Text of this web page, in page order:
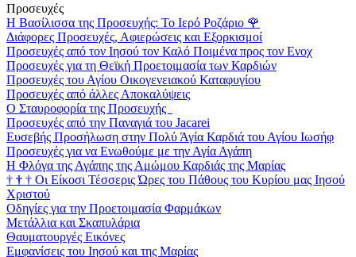
Προσευχές
Η Βασίλισσα της Προσευχής: Το Ιερό Ροζάριο 🌹
Διάφορες Προσευχές, Αφιερώσεις και Εξορκισμοί
Προσευχές από τον Ιησού τον Καλό Ποιμένα προς τον Ενοχ
Προσευχές για τη Θεϊκή Προετοιμασία των Καρδιών
Προσευχές του Αγίου Οικογενειακού Καταφυγίου
Προσευχές από άλλες Αποκαλύψεις
Ο Σταυροφορία της Προσευχής
Προσευχές από την Παναγιά του Jacarei
Ευσεβής Προσήλωση στην Πολύ Άγία Καρδιά του Αγίου Ιωσήφ
Προσευχές για να Ενωθούμε με την Αγία Αγάπη
Η Φλόγα της Αγάπης της Αμώμου Καρδιάς της Μαρίας
† † † Οι Είκοσι Τέσσερις Ώρες του Πάθους του Κυρίου μας Ιησού
Χριστού
Οδηγίες για την Προετοιμασία Φαρμάκων
Μετάλλια και Σκαπυλάρια
Θαυματουργές Εικόνες
Εμφανίσεις του Ιησού και της Μαρίας